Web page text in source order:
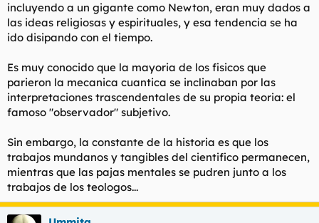
incluyendo a un gigante como Newton, eran muy dados a
las ideas religiosas y espirituales, y esa tendencia se ha
ido disipando con el tiempo.
Es muy conocido que la mayoria de los fisicos que
parieron la mecanica cuantica se inclinaban por las
interpretaciones trascendentales de su propia teoria: el
famoso "observador" subjetivo.
Sin embargo, la constante de la historia es que los
trabajos mundanos y tangibles del cientifico permanecen,
mientras que las pajas mentales se pudren junto a los
trabajos de los teologos...